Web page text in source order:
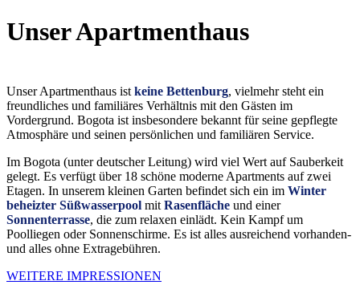
Unser Apartmenthaus
Unser Apartmenthaus ist keine Bettenburg, vielmehr steht ein
freundliches und familiäres Verhältnis mit den Gästen im
Vordergrund. Bogota ist insbesondere bekannt für seine gepflegte
Atmosphäre und seinen persönlichen und familiären Service.
Im Bogota (unter deutscher Leitung) wird viel Wert auf Sauberkeit
gelegt. Es verfügt über 18 schöne moderne Apartments auf zwei
Etagen. In unserem kleinen Garten befindet sich ein im Winter
beheizter Süßwasserpool mit Rasenfläche und einer
Sonnenterrasse, die zum relaxen einlädt. Kein Kampf um
Poolliegen oder Sonnenschirme. Es ist alles ausreichend vorhanden-
und alles ohne Extragebühren.
WEITERE IMPRESSIONEN